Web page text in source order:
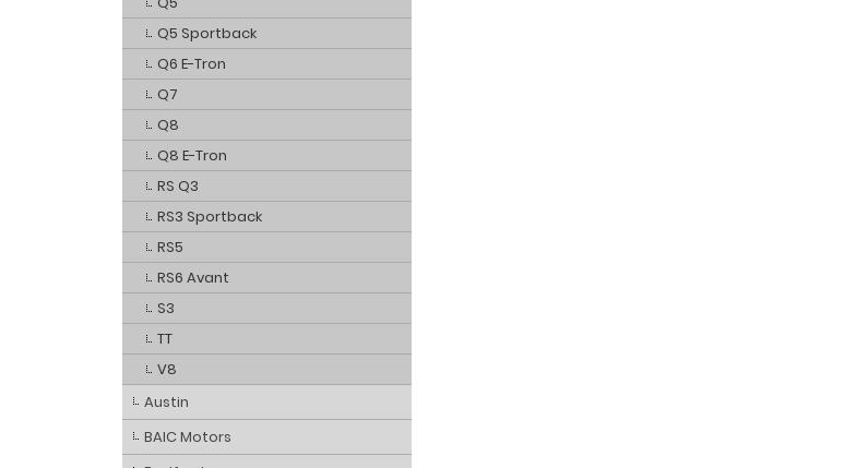
Q5 Sportback
Q6 E-Tron
Q7
Q8
Q8 E-Tron
RS Q3
RS3 Sportback
RS5
RS6 Avant
S3
TT
V8
Austin
BAIC Motors